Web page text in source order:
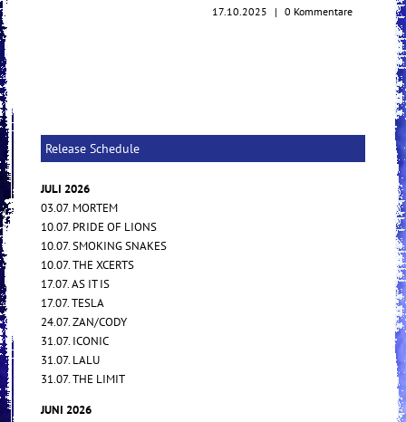
17.10.2025 | 0 Kommentare
Release Schedule
JULI 2026
03.07. MORTEM
10.07. PRIDE OF LIONS
10.07. SMOKING SNAKES
10.07. THE XCERTS
17.07. AS IT IS
17.07. TESLA
24.07. ZAN/CODY
31.07. ICONIC
31.07. LALU
31.07. THE LIMIT
JUNI 2026